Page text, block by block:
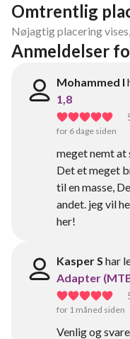
Omtrentlig
Nøjagtig placering
Anmeldelser
Mohammed I
1,8
for 6 dage siden
meget nemt at
Det et meget
til en masse,
andet. jeg vil
her!
Kasper S har
Adapter
for 1 måned siden
Venlig og